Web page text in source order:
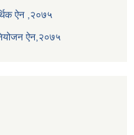
ऐन ,२०७५
ऐन,२०७५